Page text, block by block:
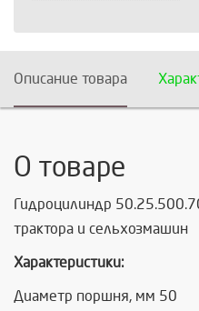
Описание товара
О товаре
Гидроцилиндр
трактора и сельхозмашин
Характеристики:
Диаметр поршня, мм 50